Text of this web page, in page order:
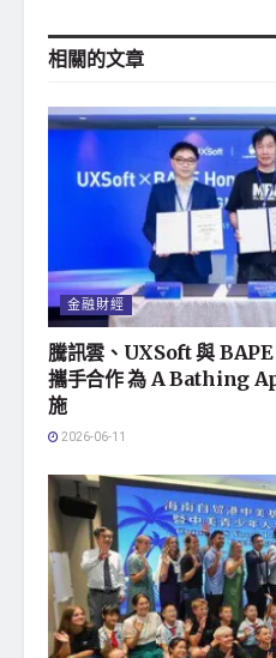
相關的文章
金融財經
騰訊雲、UXSoft 與
攜手合作 為 A Bathing
施
2026-06-11